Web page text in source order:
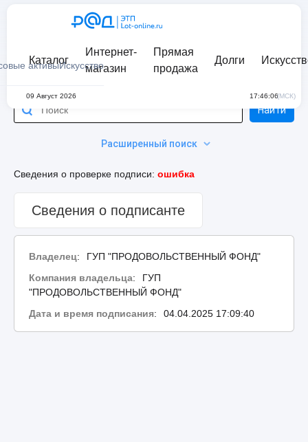
активыИскусство
Каталог
Интернет-
магазин
Прямая
продажа
Долги
09 Август 2026 17:46:06(МСК)
Расширенный поиск
Найти
Сведения о проверке подписи: ошибка
Сведения о подписанте
Владелец:
ГУП "ПРОДОВОЛЬСТВЕННЫЙ ФОНД"
Компания владельца:
ГУП
"ПРОДОВОЛЬСТВЕННЫЙ ФОНД"
Дата и время подписания: 04.04.2025 17:09:40